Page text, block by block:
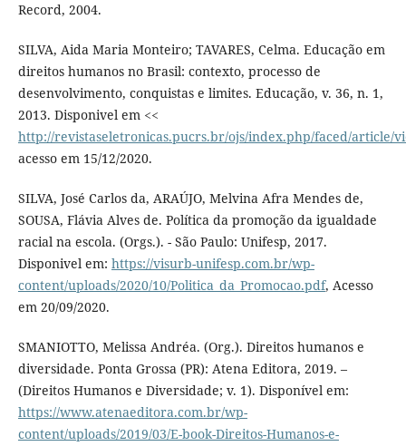
Record, 2004.
SILVA, Aida Maria Monteiro; TAVARES, Celma. Educação em
direitos humanos no Brasil: contexto, processo de
desenvolvimento, conquistas e limites. Educação, v. 36, n. 1,
2013. Disponivel em <<
http://revistaseletronicas.pucrs.br/ojs/index.php/faced/article/
acesso em 15/12/2020.
SILVA, José Carlos da, ARAÚJO, Melvina Afra Mendes de,
SOUSA, Flávia Alves de. Política da promoção da igualdade
racial na escola. (Orgs.). - São Paulo: Unifesp, 2017.
Disponivel em: https://visurb-unifesp.com.br/wp-
content/uploads/2020/10/Politica_da_Promocao.pdf, Acesso
em 20/09/2020.
SMANIOTTO, Melissa Andréa. (Org.). Direitos humanos e
diversidade. Ponta Grossa (PR): Atena Editora, 2019. –
(Direitos Humanos e Diversidade; v. 1). Disponível em:
https://www.atenaeditora.com.br/wp-
content/uploads/2019/03/E-book-Direitos-Humanos-e-